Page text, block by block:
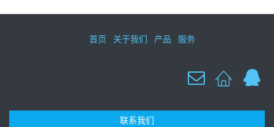
首页 关于我们 产品 服务
联系我们